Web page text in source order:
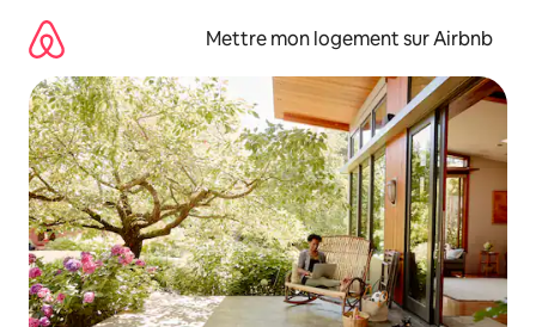
directement
contenu
Mettre mon logement sur Airbnb